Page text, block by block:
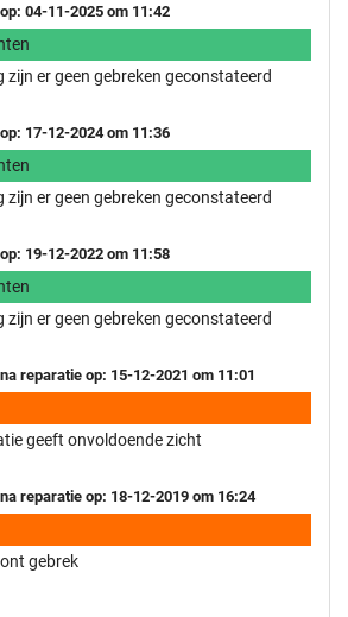
04-11-2025 om 11:42
zijn er geen gebreken geconstateerd
17-12-2024 om 11:36
zijn er geen gebreken geconstateerd
19-12-2022 om 11:58
zijn er geen gebreken geconstateerd
reparatie op: 15-12-2021 om 11:01
geeft onvoldoende zicht
reparatie op: 18-12-2019 om 16:24
gebrek